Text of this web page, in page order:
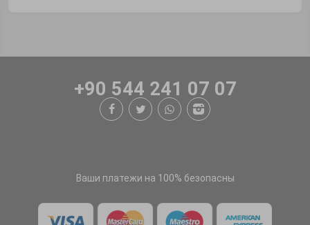
+90 544 241 07 07
Ваши платежи на 100% безопасны